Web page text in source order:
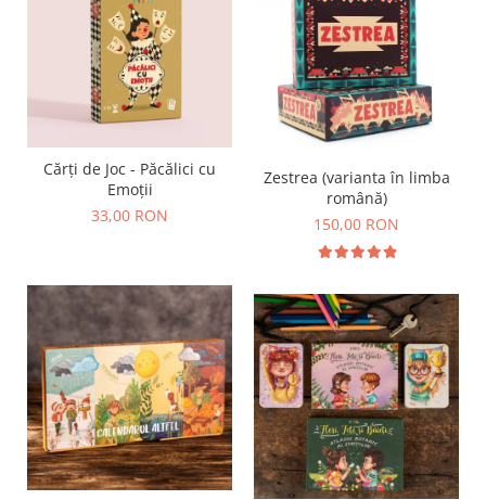
Cărți de Joc - Păcălici cu
Emoții
33,00 RON
Zestrea (varianta în limba
română)
150,00 RON